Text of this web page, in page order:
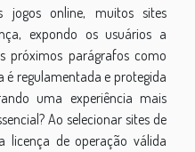
jogos online, muitos sites
expondo os usuários a
próximos parágrafos como
regulamentada e protegida
uma experiência mais
Ao selecionar sites de
licença de operação válida